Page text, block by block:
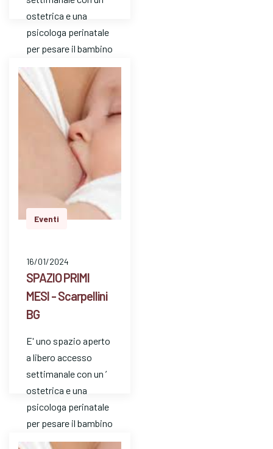
ostetrica e una
psicologa perinatale
per pesare il bambino
e avere risposte a
dom…
Eventi
16/01/2024
SPAZIO PRIMI
MESI - Scarpellini
BG
E' uno spazio aperto
a libero accesso
settimanale con un ’
ostetrica e una
psicologa perinatale
per pesare il bambino
e avere risposte a